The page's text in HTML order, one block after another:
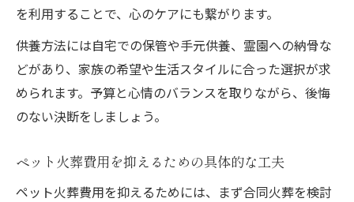
を利用することで、心のケアにも繋がります。
供養方法には自宅での保管や手元供養、霊園への納骨な
どがあり、家族の希望や生活スタイルに合った選択が求
められます。予算と心情のバランスを取りながら、後悔
のない決断をしましょう。
ペット火葬費用を抑えるための具体的な工夫
ペット火葬費用を抑えるためには、まず合同火葬を検討